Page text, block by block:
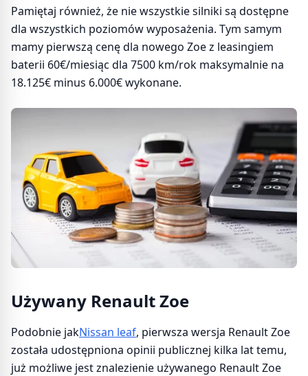
Pamiętaj również, że nie wszystkie silniki są dostępne
dla wszystkich poziomów wyposażenia. Tym samym
mamy pierwszą cenę dla nowego Zoe z leasingiem
baterii 60€/miesiąc dla 7500 km/rok maksymalnie na
18.125€ minus 6.000€ wykonane.
Używany Renault Zoe
Podobnie jakNissan leaf, pierwsza wersja Renault Zoe
została udostępniona opinii publicznej kilka lat temu,
już możliwe jest znalezienie używanego Renault Zoe